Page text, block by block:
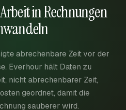
in Rechnungen
abrechenbare Zeit vor der
Everhour hält Daten zu
nicht abrechenbarer Zeit,
geordnet, damit die
sauberer wird.